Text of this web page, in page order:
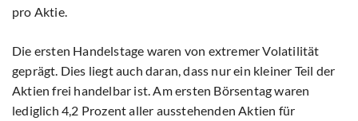
pro Aktie.
Die ersten Handelstage waren von extremer Volatilität
geprägt. Dies liegt auch daran, dass nur ein kleiner Teil der
Aktien frei handelbar ist. Am ersten Börsentag waren
lediglich 4,2 Prozent aller ausstehenden Aktien für